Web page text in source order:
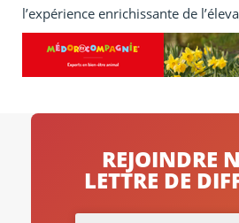
l’expérience enrichissante de
REJOINDRE
LETTRE DE